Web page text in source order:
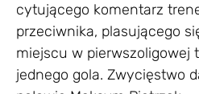
cytującego komentarz
przeciwnika, plasującego
miejscu w pierwszoligowej
jednego gola. Zwycięstwo